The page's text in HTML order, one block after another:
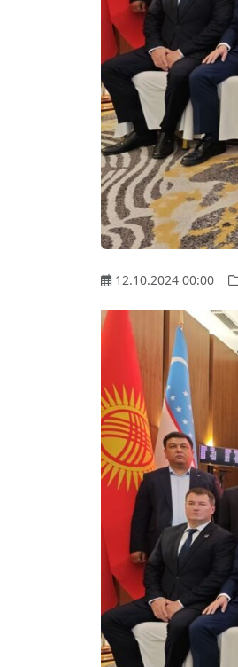
12.10.2024 00:00